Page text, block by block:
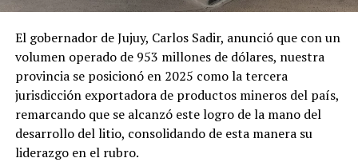
El gobernador de Jujuy, Carlos Sadir, anunció que con un
volumen operado de 953 millones de dólares, nuestra
provincia se posicionó en 2025 como la tercera
jurisdicción exportadora de productos mineros del país,
remarcando que se alcanzó este logro de la mano del
desarrollo del litio, consolidando de esta manera su
liderazgo en el rubro.